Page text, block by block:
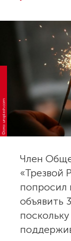
Фото: unsplash.com
Член
«Трезвой
попросил
объявить